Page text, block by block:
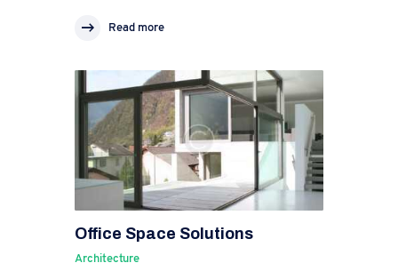
Read more
Office Space Solutions
Architecture